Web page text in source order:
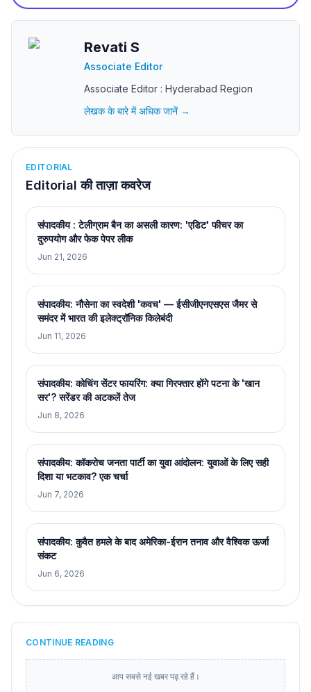
Revati S
Associate Editor
Associate Editor : Hyderabad Region
लेखक के बारे में अधिक जानें →
EDITORIAL
Editorial की ताज़ा कवरेज
संपादकीय : टेलीग्राम बैन का असली कारण: 'एडिट' फीचर का
दुरुपयोग और फेक पेपर लीक
Jun 21, 2026
संपादकीय: नौसेना का स्वदेशी 'कवच' — ईसीजीएनएसएस जैमर से
समंदर में भारत की इलेक्ट्रॉनिक किलेबंदी
Jun 11, 2026
संपादकीय: कोचिंग सेंटर फायरिंग: क्या गिरफ्तार होंगे पटना के 'खान
सर'? सरेंडर की अटकलें तेज
Jun 8, 2026
संपादकीय: कॉकरोच जनता पार्टी का युवा आंदोलन: युवाओं के लिए सही
दिशा या भटकाव? एक चर्चा
Jun 7, 2026
संपादकीय: कुवैत हमले के बाद अमेरिका-ईरान तनाव और वैश्विक ऊर्जा
संकट
Jun 6, 2026
CONTINUE READING
आप सबसे नई खबर पढ़ रहे हैं।